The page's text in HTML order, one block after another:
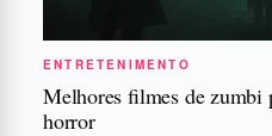
ENTRETENIMENTO
Melhores filmes de zumbi
horror